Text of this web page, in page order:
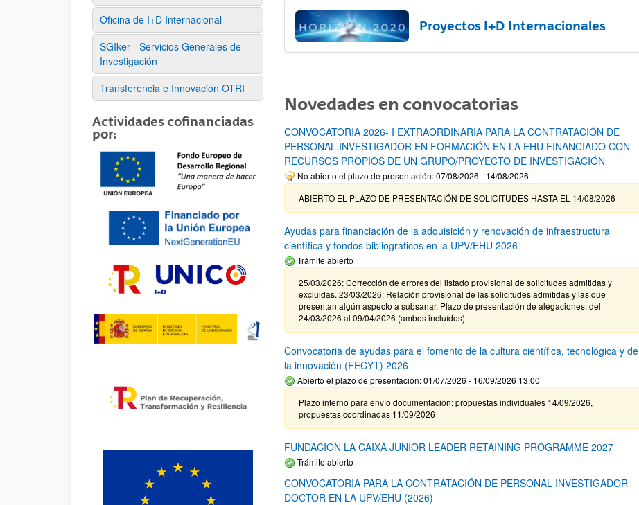
Oficina de I+D Internacional
SGIker - Servicios Generales de
Investigación
Transferencia e Innovación OTRI
Actividades cofinanciadas
por:
Proyectos I+D Internacionales
Novedades en convocatorias
CONVOCATORIA 2026- I EXTRAORDINARIA PARA LA CONTRATACIÓN DE
PERSONAL INVESTIGADOR EN FORMACIÓN EN LA EHU FINANCIADO CON
RECURSOS PROPIOS DE UN GRUPO/PROYECTO DE INVESTIGACIÓN
No abierto el plazo de presentación: 07/08/2026 - 14/08/2026
ABIERTO EL PLAZO DE PRESENTACIÓN DE SOLICITUDES HASTA EL 14/08/2026
Ayudas para financiación de la adquisición y renovación de infraestructura
científica y fondos bibliográficos en la UPV/EHU 2026
Trámite abierto
25/03/2026: Corrección de errores del listado provisional de solicitudes admitidas y
excluidas. 23/03/2026: Relación provisional de las solicitudes admitidas y las que
presentan algún aspecto a subsanar. Plazo de presentación de alegaciones: del
24/03/2026 al 09/04/2026 (ambos incluídos)
Convocatoria de ayudas para el fomento de la cultura científica, tecnológica y de
la innovación (FECYT) 2026
Abierto el plazo de presentación: 01/07/2026 - 16/09/2026 13:00
Plazo interno para envío documentación: propuestas individuales 14/09/2026,
propuestas coordinadas 11/09/2026
FUNDACION LA CAIXA JUNIOR LEADER RETAINING PROGRAMME 2027
Trámite abierto
CONVOCATORIA PARA LA CONTRATACIÓN DE PERSONAL INVESTIGADOR
DOCTOR EN LA UPV/EHU (2026)